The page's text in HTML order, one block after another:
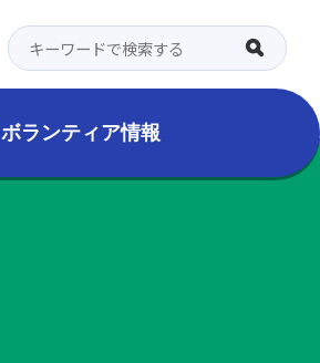
ボランティア情報